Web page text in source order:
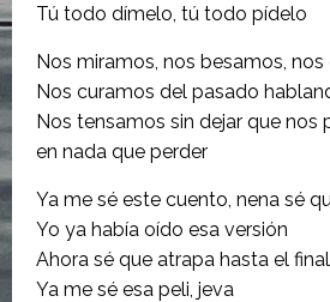
Tú todo dímelo, tú todo pídelo
Nos miramos, nos besamos,
Nos curamos del pasado
Nos tensamos sin dejar que nos
en nada que perder
Ya me sé este cuento, nena sé
Yo ya había oído esa versión
Ahora sé que atrapa hasta el final
Ya me sé esa peli, jeva